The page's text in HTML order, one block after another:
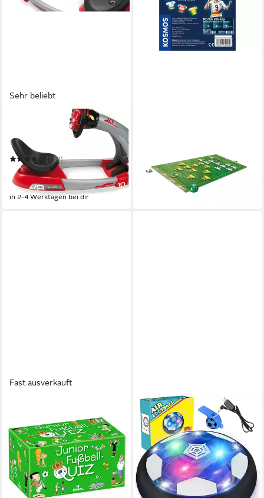
Sehr beliebt
Lernspielzeug V8 Driver -
Fahrsimulator
(119)
59,27 € UVP 74,99 €
-21%
in 2-4 Werktagen bei dir
Fast ausverkauft
Spiel Das Junior Fußball-
Quiz
ab 19,45 €
in 2-3 Werktagen bei dir